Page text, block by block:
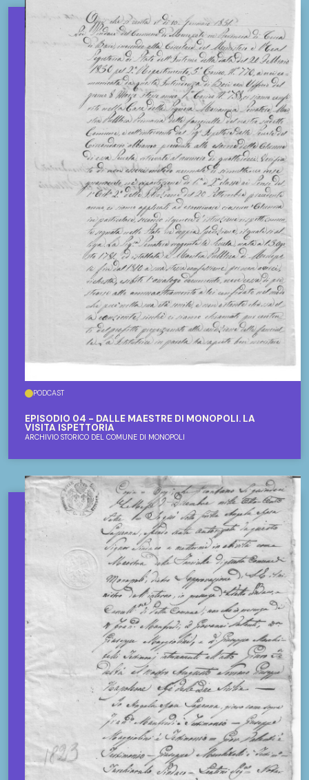
PODCAST
EPISODIO 04 - DALLE MAESTRE DI MONOPOLI. LA
VISITA ISPETTORIA
ARCHIVIO STORICO DEL COMUNE DI MONOPOLI